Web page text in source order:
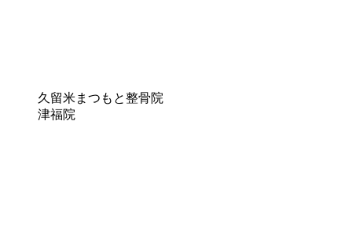
久留米まつもと整骨院
津福院